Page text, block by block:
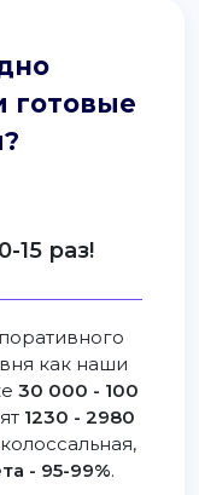
готовые
15 раз!
как наши
30 000 - 100
1230 - 2980
- 95-99%.